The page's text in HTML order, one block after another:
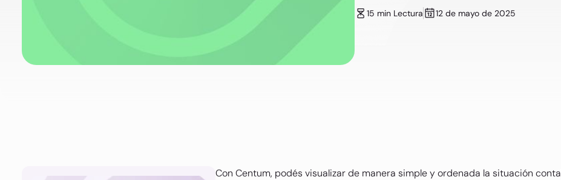
15 min Lectura 12 de mayo de 2025
Con Centum, podés visualizar de manera simple y ordenada la situación